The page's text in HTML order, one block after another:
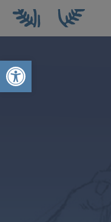
Abrir barra de herramientas